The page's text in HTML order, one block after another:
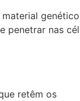
penetrar nas
retêm os